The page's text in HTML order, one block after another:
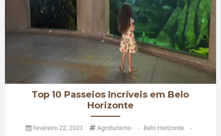
Top 10 Passeios Incríveis em Belo
Horizonte
fevereiro 22, 2023 Agroturismo - Belo Horizonte
-